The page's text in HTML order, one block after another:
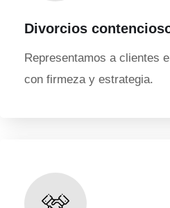
Divorcios
Representamos a clientes
con firmeza y estrategia.